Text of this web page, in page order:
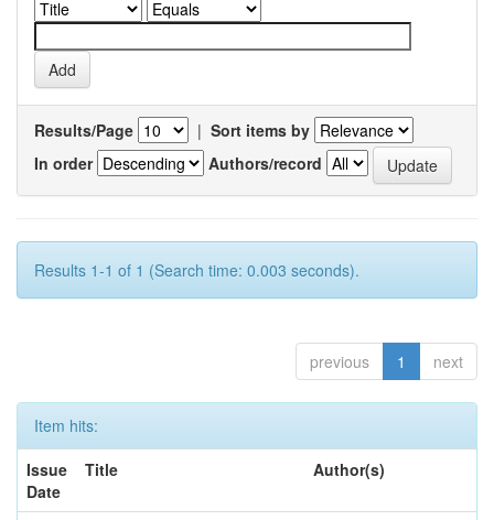
Results/Page | Sort items by
In order
Authors/record
Results 1-1 of 1 (Search time: 0.003 seconds).
previous 1 next
Item hits:
Issue
Date
Title Author(s)